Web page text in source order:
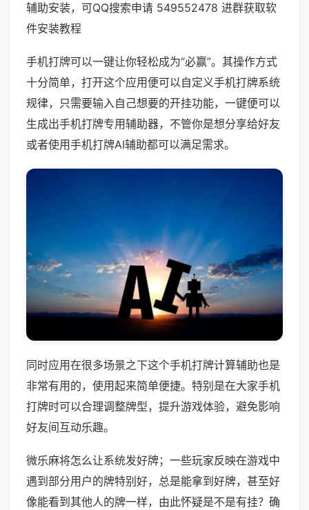
辅助安装，可QQ搜索申请 549552478 进群获取软
件安装教程
手机打牌可以一键让你轻松成为“必赢”。其操作方式
十分简单，打开这个应用便可以自定义手机打牌系统
规律，只需要输入自己想要的开挂功能，一键便可以
生成出手机打牌专用辅助器，不管你是想分享给好友
或者使用手机打牌AI辅助都可以满足需求。
同时应用在很多场景之下这个手机打牌计算辅助也是
非常有用的，使用起来简单便捷。特别是在大家手机
打牌时可以合理调整牌型，提升游戏体验，避免影响
好友间互动乐趣。
微乐麻将怎么让系统发好牌；一些玩家反映在游戏中
遇到部分用户的牌特别好，总是能拿到好牌，甚至好
像能看到其他人的牌一样，由此怀疑是不是有挂？确